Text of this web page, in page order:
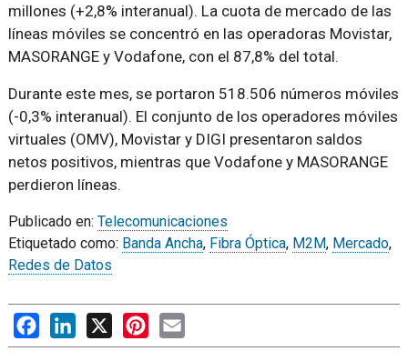
millones (+2,8% interanual). La cuota de mercado de las
líneas móviles se concentró en las operadoras Movistar,
MASORANGE y Vodafone, con el 87,8% del total.
Durante este mes, se portaron 518.506 números móviles
(-0,3% interanual). El conjunto de los operadores móviles
virtuales (OMV), Movistar y DIGI presentaron saldos
netos positivos, mientras que Vodafone y MASORANGE
perdieron líneas.
Publicado en: Telecomunicaciones
Etiquetado como: Banda Ancha, Fibra Óptica, M2M, Mercado,
Redes de Datos
FacebookLinkedIn
X PinterestEmail